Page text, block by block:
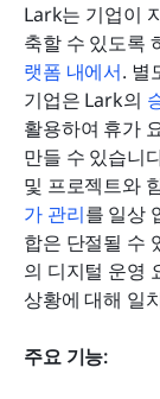
Lark는 기업이
축할 수 있도록
랫폼 내에서. 별
기업은 Lark의
활용하여 휴가
만들 수 있습니
및 프로젝트와
가 관리를 일상
합은 단절될 수
의 디지털 운영
상황에 대해 일
주요 기능: